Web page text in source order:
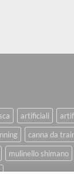
artificiali
canna da
mulinello shimano